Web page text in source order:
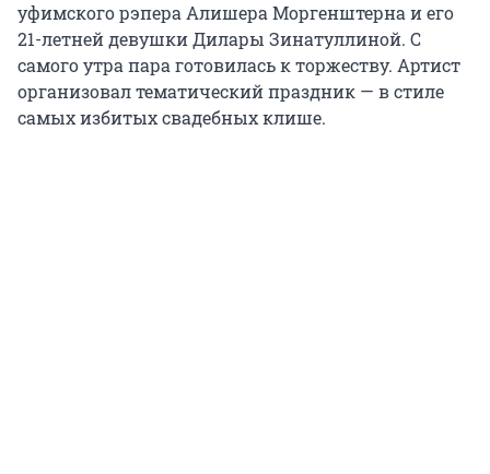
уфимского рэпера Алишера Моргенштерна и его
21-летней девушки Дилары Зинатуллиной. С
самого утра пара готовилась к торжеству. Артист
организовал тематический праздник — в стиле
самых избитых свадебных клише.